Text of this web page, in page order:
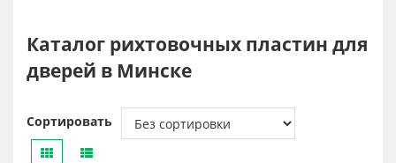
Каталог рихтовочных пластин для
дверей в Минске
Сортировать